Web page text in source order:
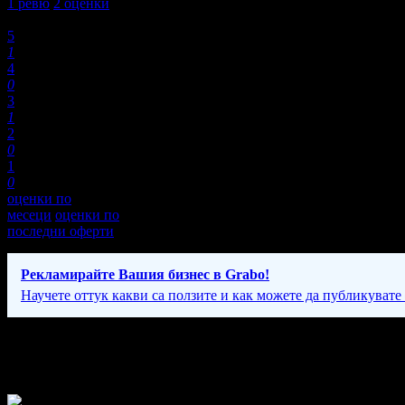
1 ревю 2 оценки
5
1
4
0
3
1
2
0
1
0
оценки по
месеци оценки по
последни оферти
Рекламирайте Вашия бизнес в Grabo!
Научете оттук какви са ползите и как можете да публикувате